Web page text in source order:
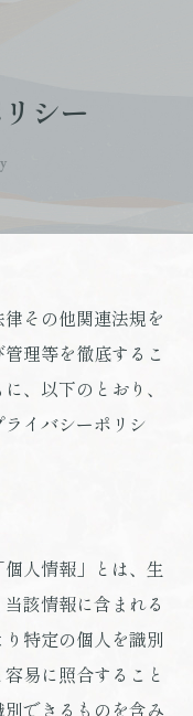
シー
その他関連法規を
理等を徹底するこ
、以下のとおり、
イバシーポリシ
人情報」とは、生
該情報に含まれる
特定の個人を識別
易に照合すること
できるものを含み